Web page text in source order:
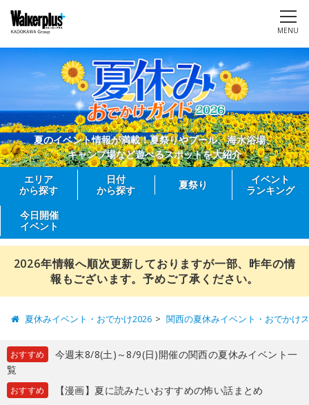
MENU
夏のイベント情報が満載！夏祭りやプール、海水浴場、
キャンプ場など遊べるスポットを大紹介
エリア
から探す
日付
から探す
夏祭り
イベント
ランキング
今日開催
イベント
2026年情報へ順次更新しておりますが一部、昨年の情
報もございます。予めご了承ください。
夏休みイベント・おでかけ2026 関西の夏休みイベント・おでかけ
おすすめ
今週末8/8(土)～8/9(日)開催の関西の夏休みイベント一
覧
おすすめ 【漫画】夏に読みたいおすすめの怖い話まとめ